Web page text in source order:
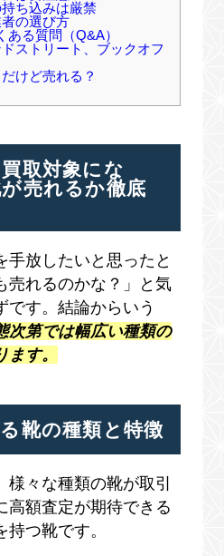
ち込みは厳禁
の選び方
る質問（Q&A）
ストリート、ブックオフ
けど売れる？
取対象にな
売れるか徹底
手放したいと思ったと
売れるのかな？」と気
です。結論からいう
次第では幅広い種類の
す。
靴の種類と特徴
々な種類の靴が取引
高額査定が期待できる
つ靴です。